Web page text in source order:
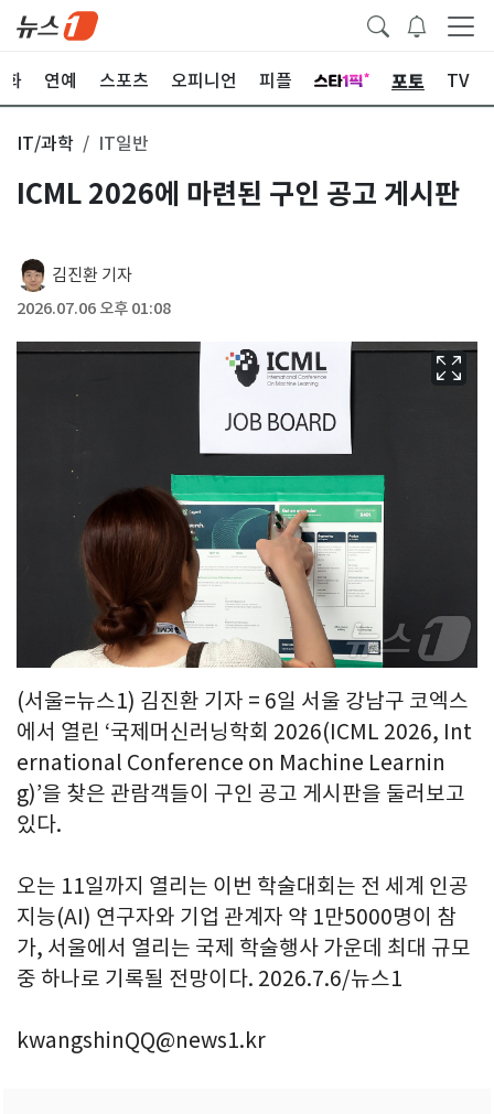
화 연예 스포츠 오피니언 피플 포토 TV
IT/과학 IT일반
ICML 2026에 마련된 구인 공고 게시판
김진환 기자
2026.07.06 오후 01:08
(서울=뉴스1) 김진환 기자 = 6일 서울 강남구 코엑스
에서 열린 ‘국제머신러닝학회 2026(ICML 2026, Int
ernational Conference on Machine Learnin
g)’을 찾은 관람객들이 구인 공고 게시판을 둘러보고
있다.
오는 11일까지 열리는 이번 학술대회는 전 세계 인공
지능(AI) 연구자와 기업 관계자 약 1만5000명이 참
가, 서울에서 열리는 국제 학술행사 가운데 최대 규모
중 하나로 기록될 전망이다. 2026.7.6/뉴스1
kwangshinQQ@news1.kr